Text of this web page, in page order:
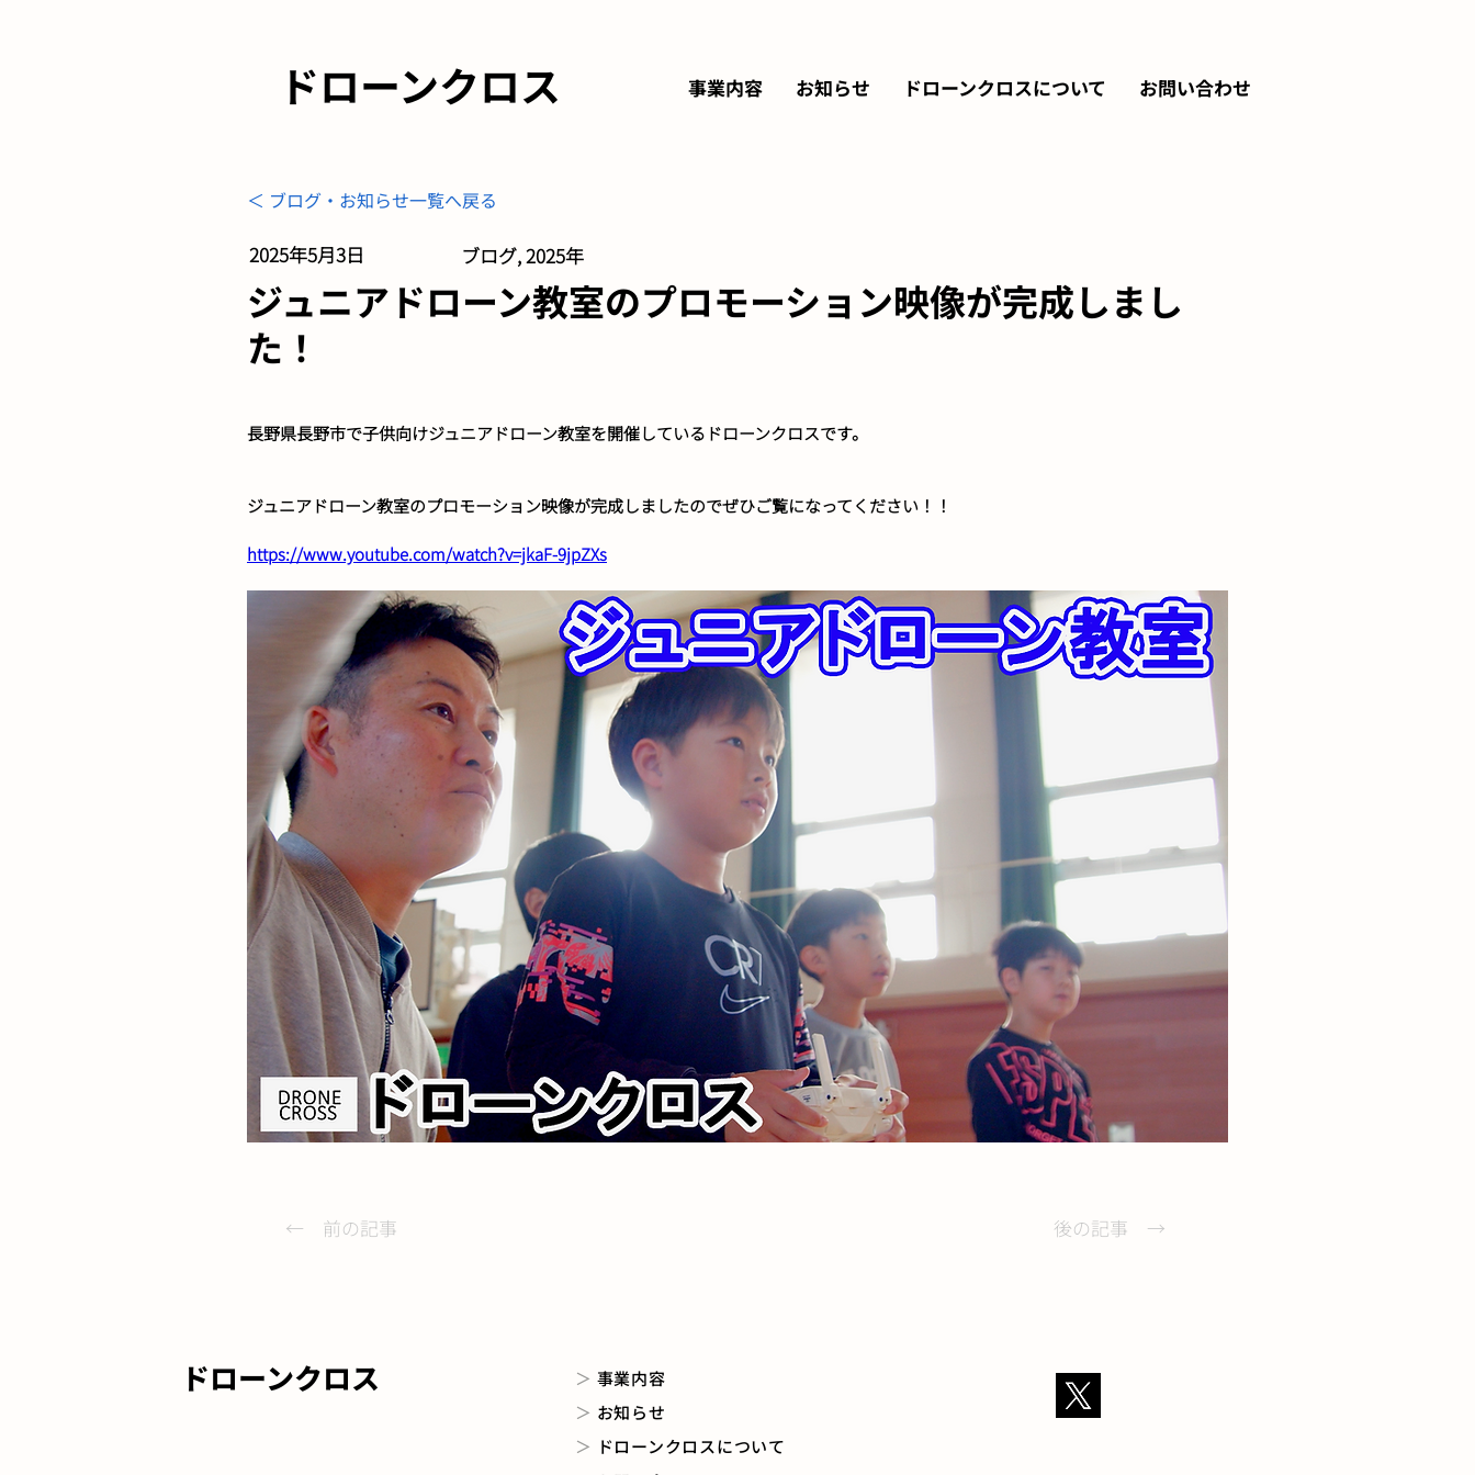
ドローンクロス 事業内容 お知らせ ドローンクロスについて お問い合わせ
＜ ブログ・お知らせ一覧へ戻る
2025年5月3日 ブログ, 2025年
ジュニアドローン教室のプロモーション映像が完成しまし
た！
長野県長野市で子供向けジュニアドローン教室を開催しているドローンクロスです。
ジュニアドローン教室のプロモーション映像が完成しましたのでぜひご覧になってください！！
https://www.youtube.com/watch?v=jkaF-9jpZXs
← 前の記事 後の記事 →
ドローンクロス ＞ 事業内容
＞ お知らせ
＞ ドローンクロスについて